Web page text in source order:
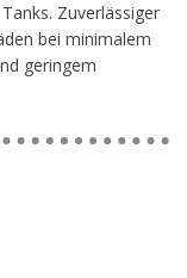
Zuverlässiger
bei minimalem
geringem